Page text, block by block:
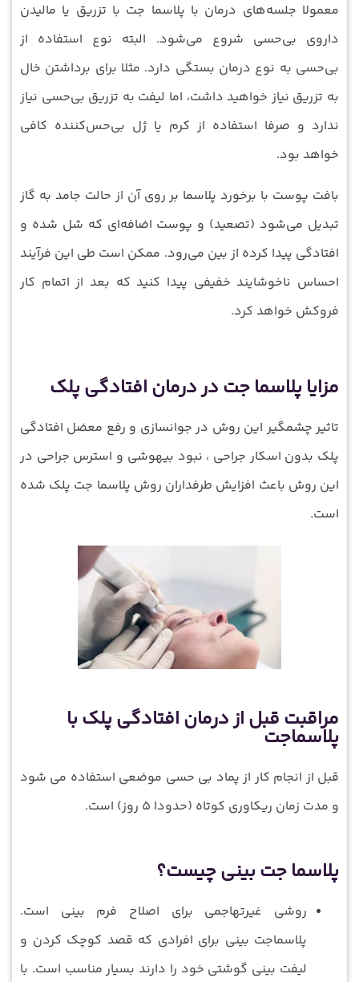
معمولا جلسه‌های درمان با پلاسما جت با تزریق یا مالیدن
داروی بی‌حسی شروع می‌شود. البته نوع استفاده از
بی‌حسی به نوع درمان بستگی دارد. مثلا برای برداشتن خال
به تزریق نیاز خواهید داشت، اما لیفت به تزریق بی‌حسی نیاز
ندارد و صرفا استفاده از کرم یا ژل بی‌حس‌کننده کافی
خواهد بود.
بافت پوست با برخورد پلاسما بر روی آن از حالت جامد به گاز
تبدیل می‌شود (تصعید) و پوست اضافه‌ای که شل شده و
افتادگی پیدا کرده از بین می‌رود. ممکن است طی این فرآیند
احساس ناخوشایند خفیفی پیدا کنید که بعد از اتمام کار
فروکش خواهد کرد.
مزایا پلاسما جت در درمان افتادگی پلک
تاثیر چشمگیر این روش در جوانسازی و رفع معضل افتادگی
پلک بدون اسکار جراحی ، نبود بیهوشی و استرس جراحی در
این روش باعث افزایش طرفداران روش پلاسما جت پلک شده
است.
مراقبت قبل از درمان افتادگی پلک با
پلاسماجت
قبل از انجام کار از پماد بی حسی موضعی استفاده می شود
و مدت زمان ریکاوری کوتاه (حدودا 5 روز) است.
پلاسما جت بینی چیست؟
روشی غیرتهاجمی برای اصلاح فرم بینی است.
پلاسماجت بینی برای افرادی که قصد کوچک کردن و
لیفت بینی گوشتی خود را دارند بسیار مناسب است. با